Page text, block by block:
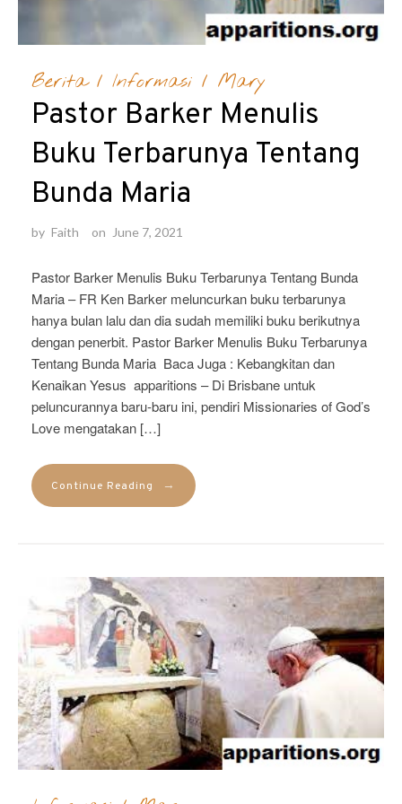
Berita/ Informasi / Mary
Pastor Barker Menulis
Buku Terbarunya Tentang
Bunda Maria
by Faith on June 7, 2021
Pastor Barker Menulis Buku Terbarunya Tentang Bunda
Maria – FR Ken Barker meluncurkan buku terbarunya
hanya bulan lalu dan dia sudah memiliki buku berikutnya
dengan penerbit. Pastor Barker Menulis Buku Terbarunya
Tentang Bunda Maria Baca Juga : Kebangkitan dan
Kenaikan Yesus apparitions – Di Brisbane untuk
peluncurannya baru-baru ini, pendiri Missionaries of God’s
Love mengatakan […]
Continue Reading →